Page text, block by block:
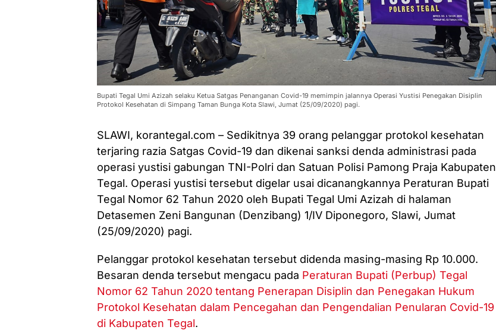
Bupati Tegal Umi Azizah selaku Ketua Satgas Penanganan Covid-19 memimpin jalannya Operasi Yustisi Penegakan Disiplin
Protokol Kesehatan di Simpang Taman Bunga Kota Slawi, Jumat (25/09/2020) pagi.
SLAWI, korantegal.com – Sedikitnya 39 orang pelanggar protokol kesehatan
terjaring razia Satgas Covid-19 dan dikenai sanksi denda administrasi pada
operasi yustisi gabungan TNI-Polri dan Satuan Polisi Pamong Praja Kabupaten
Tegal. Operasi yustisi tersebut digelar usai dicanangkannya Peraturan Bupati
Tegal Nomor 62 Tahun 2020 oleh Bupati Tegal Umi Azizah di halaman
Detasemen Zeni Bangunan (Denzibang) 1/IV Diponegoro, Slawi, Jumat
(25/09/2020) pagi.
Pelanggar protokol kesehatan tersebut didenda masing-masing Rp 10.000.
Besaran denda tersebut mengacu pada Peraturan Bupati (Perbup) Tegal
Nomor 62 Tahun 2020 tentang Penerapan Disiplin dan Penegakan Hukum
Protokol Kesehatan dalam Pencegahan dan Pengendalian Penularan Covid-19
di Kabupaten Tegal.